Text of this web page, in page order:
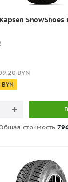
SnowShoes
BYN
BYN
стоимость